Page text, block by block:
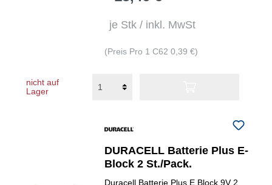
je Stk / inkl. MwSt
(Preis Pro 1 C62 0,39 €)
nicht auf
Lager
DURACELL Batterie Plus E-
Block 2 St./Pack.
Duracell Batterie Plus E Block 9V 2